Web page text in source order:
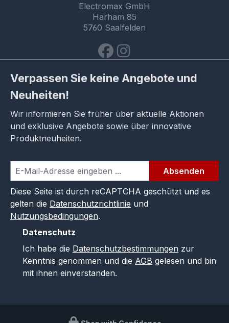
Electromax GmbH
Harham 85
5760 Saalfelden
Verpassen Sie keine Angebote und
Neuheiten!
Wir informieren Sie früher über aktuelle Aktionen
und exklusive Angebote sowie über innovative
Produktneuheiten.
Absenden
Diese Seite ist durch reCAPTCHA geschützt und es
gelten die Datenschutzrichtlinie und
Nutzungsbedingungen.
Datenschutz
Ich habe die Datenschutzbestimmungen zur
Kenntnis genommen und die AGB gelesen und bin
mit ihnen einverstanden.